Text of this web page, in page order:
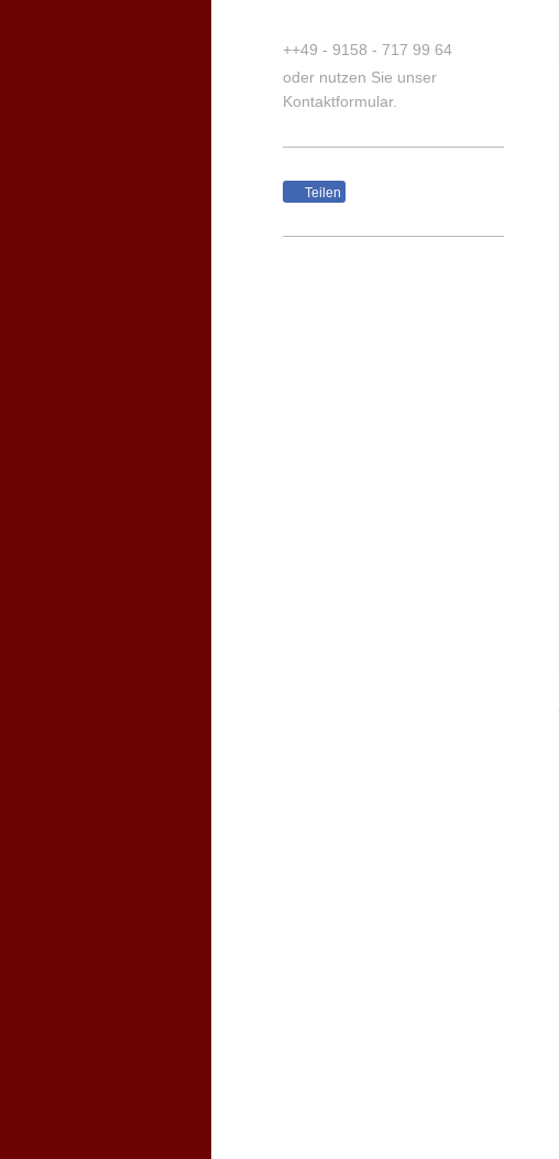
++49 - 9158 - 717 99 64
oder nutzen Sie unser
Kontaktformular.
Teilen